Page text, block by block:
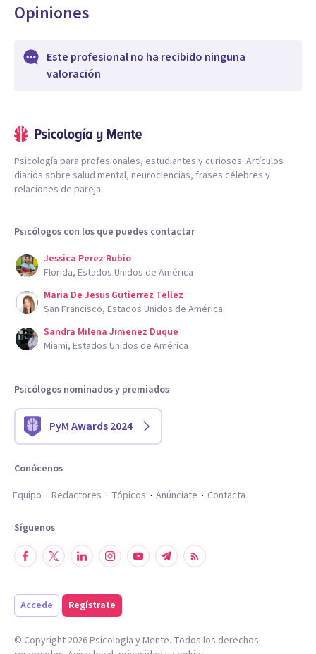
Opiniones
Este profesional no ha recibido ninguna
valoración
Psicología para profesionales, estudiantes y curiosos. Artículos
diarios sobre salud mental, neurociencias, frases célebres y
relaciones de pareja.
Psicólogos con los que puedes contactar
Jessica Perez Rubio
Florida, Estados Unidos de América
Maria De Jesus Gutierrez Tellez
San Francisco, Estados Unidos de América
Sandra Milena Jimenez Duque
Miami, Estados Unidos de América
Psicólogos nominados y premiados
PyM Awards 2024
Conócenos
Equipo
Redactores Tópicos Anúnciate Contacta
Síguenos
Accede Regístrate
© Copyright 2026Psicología y Mente. Todos los derechos